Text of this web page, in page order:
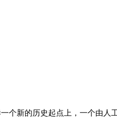
个新的历史起点上，一个由人